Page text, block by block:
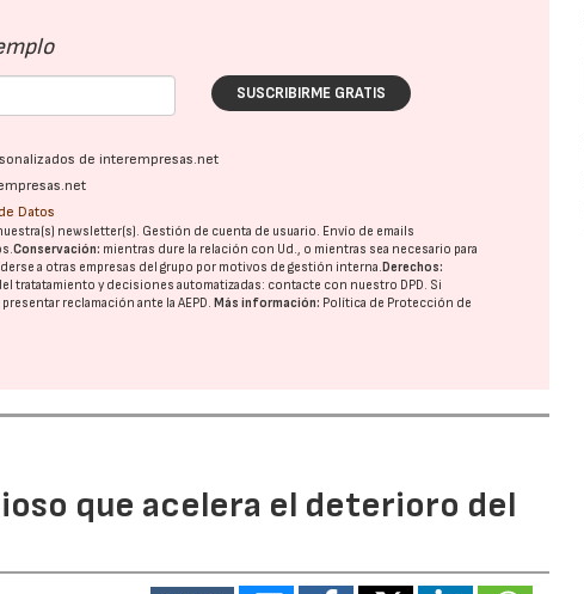
SUSCRIBIRME GRATIS
de interempresas.net
Datos
newsletter(s). Gestión de cuenta de usuario. Envío de emails
Conservación: mientras dure la relación con Ud., o mientras sea necesario para
a otras empresas del grupo por motivos de gestión interna.Derechos:
tratatamiento y decisiones automatizadas: contacte con nuestro DPD. Si
presentar reclamación ante laAEPD.Más información: Política de Protección de
que acelera el deterioro del